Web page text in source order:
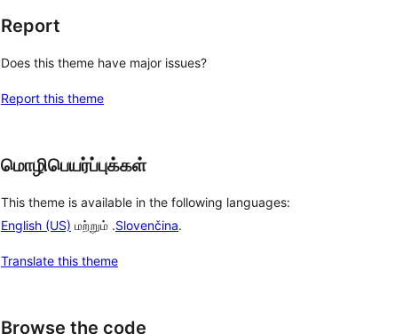
Report
Does this theme have major issues?
Report this theme
மொழிபெயர்ப்புக்கள்
This theme is available in the following languages:
English (US) மற்றும் .Slovenčina.
Translate this theme
Browse the code